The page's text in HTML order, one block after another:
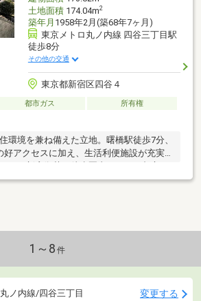
土地面積174.04m2
築年月 1958年2月(築68年7ヶ月)
東京メトロ丸ノ内線 四谷三丁目駅
徒歩8分
その他の交通
東京都新宿区四谷４
都市ガス
所有権
環境を兼ね備えた立地。曙橋駅徒歩7分、
好アクセスに加え、生活利便施設が充実し
るロケーション。リフォームによって理
1～8 件
ノ内線/四谷三丁目 変更する